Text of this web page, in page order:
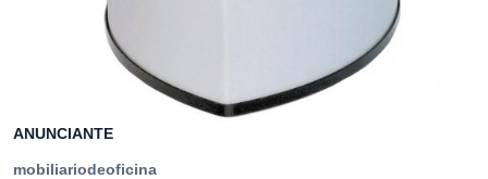
ANUNCIANTE
mobiliariodeoficina